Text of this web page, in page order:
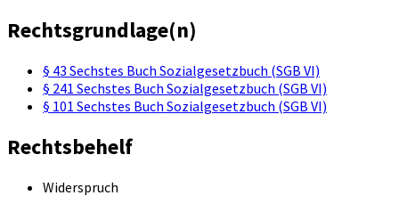
Rechtsgrundlage(n)
§ 43 Sechstes Buch Sozialgesetzbuch (SGB VI)
§ 241 Sechstes Buch Sozialgesetzbuch (SGB VI)
§ 101 Sechstes Buch Sozialgesetzbuch (SGB VI)
Rechtsbehelf
Widerspruch